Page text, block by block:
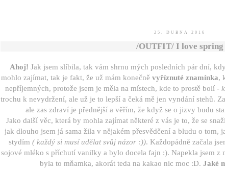
25. DUBNA 2016
/OUTFIT/ I love spring
Ahoj! Jak jsem slíbila, tak vám shrnu mých posledních pár dní,
mohlo zajímat, tak je fakt, že už mám konečně vyříznuté znamínka,
nepříjemných, protože jsem je měla na místech, kde to prostě bolí -
trochu k nevydržení, ale už je to lepší a čeká mě jen vyndání stehů.
ale zas zdraví je přednější a věřím, že když se o jizvy budu
Jako další věc, která by mohla zajímat některé z vás je to, že se
jak dlouho jsem já sama žila v nějakém přesvědčení a bludu o tom,
stydím ( každý si musí udělat svůj názor :)). Každopádně začala
sojové mléko s příchutí vanilky a bylo docela fajn :). Napekla jsem z
byla to mňamka, akorát teda na kakao nic moc :D. Jaké